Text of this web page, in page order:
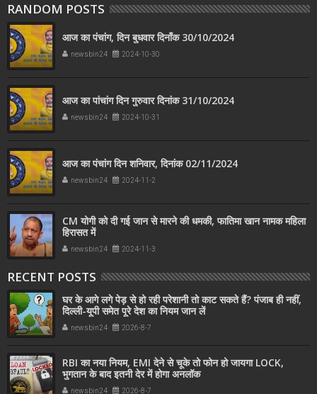
RANDOM POSTS
आज का पंचांग, दिन बुधवार दिनाँक 30/10/2024
newsbin24 2024-10-30
आज का पांचांग दिन गुरुवार दिनांक 31/10/2024
newsbin24 2024-10-31
आज का पंचांग दिन शनिवार, दिनांक 02/11/2024
newsbin24 2024-11-2
CM योगी को दी गई जान से मारने की धमकी, फातिमा खान नामक महिला
हिरासत में
newsbin24 2024-11-3
RECENT POSTS
घर के आगे लगे पेड़ से हो रही परेशानी तो काट सकते हैं? पंजाब ही नहीं,
दिल्‍ली-यूपी समेत पूरे देश का नियम जान लें
newsbin24 2026-8-7
RBI का नया नियम, EMI देने से चूके तो फोन हो जायगा LOCK,
भुगतान के बाद इतनी देर में होगा अनलॉक
newsbin24 2026-8-7